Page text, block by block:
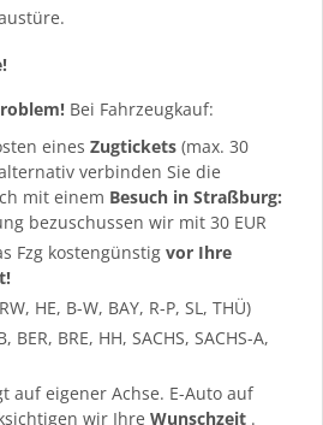
Bei Fahrzeugkauf:
einesZugtickets (max. 30
verbinden Sie die
mit einem Besuch in Straßburg:
bezuschussen wir mit 30 EUR
Fzg kostengünstigvor Ihre
HE, B-W, BAY, R-P, SL, THÜ)
BER, BRE, HH, SACHS, SACHS-A,
auf eigener Achse. E-Auto auf
wir Ihre Wunschzeit .